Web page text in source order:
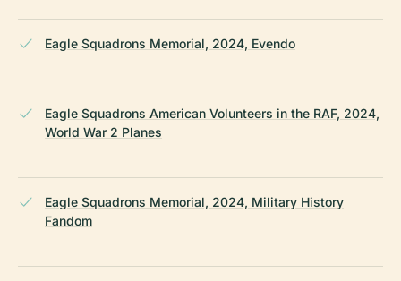
Eagle Squadrons Memorial, 2024, Evendo
Eagle Squadrons American Volunteers in the RAF, 2024,
World War 2 Planes
Eagle Squadrons Memorial, 2024, Military History
Fandom